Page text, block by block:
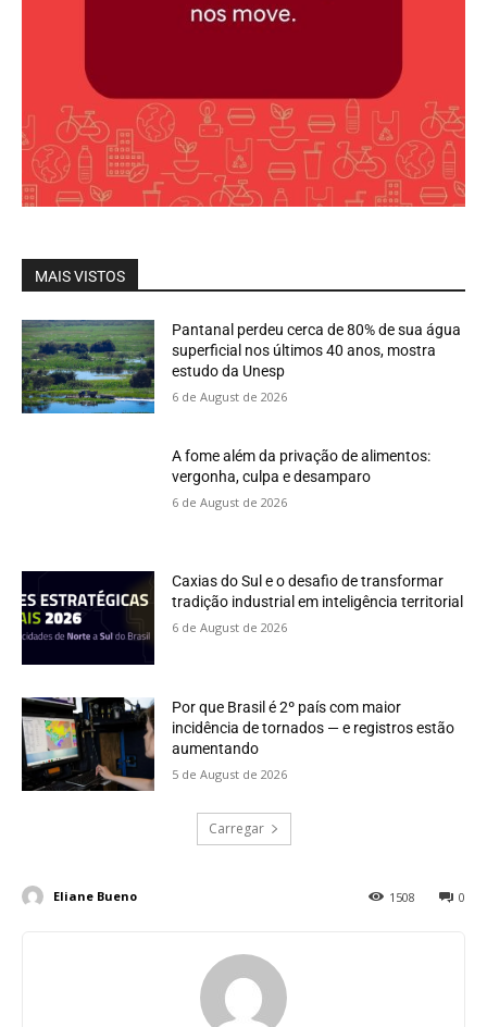
MAIS VISTOS
Pantanal perdeu cerca de 80% de sua água
superficial nos últimos 40 anos, mostra
estudo da Unesp
6 de August de 2026
A fome além da privação de alimentos:
vergonha, culpa e desamparo
6 de August de 2026
Caxias do Sul e o desafio de transformar
tradição industrial em inteligência territorial
6 de August de 2026
Por que Brasil é 2º país com maior
incidência de tornados — e registros estão
aumentando
5 de August de 2026
Carregar
Eliane Bueno 0
1508